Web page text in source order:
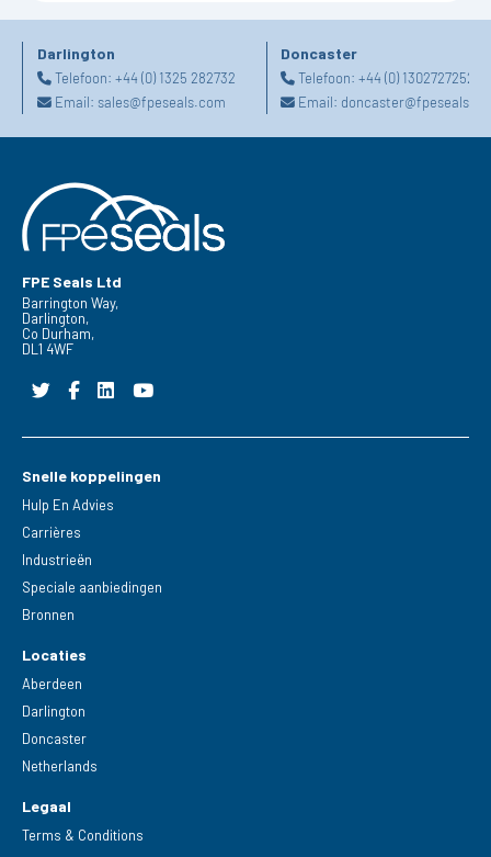
Darlington
Telefoon: +44 (0) 1325 282732
Email: sales@fpeseals.com
Doncaster
Telefoon:+44 (0) 1302727252
Email:
FPE Seals Ltd
Barrington Way,
Darlington,
Co Durham,
DL1 4WF
Snelle koppelingen
Hulp En Advies
Carrières
Industrieën
Speciale aanbiedingen
Bronnen
Locaties
Aberdeen
Darlington
Doncaster
Netherlands
Legaal
Terms & Conditions